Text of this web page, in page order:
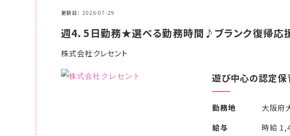
更新日 2026-07-29
週4．5日勤務★選べる勤務時間♪ブランク復帰応
株式会社クレセント
遊び中心の認定
勤務地 大阪府
給与
時給